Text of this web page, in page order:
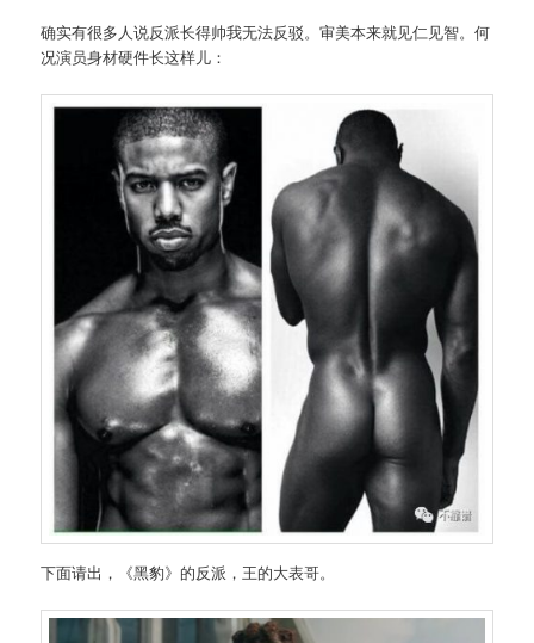
确实有很多人说反派长得帅我无法反驳。审美本来就见仁见智。何
况演员身材硬件长这样儿：
下面请出，《黑豹》的反派，王的大表哥。